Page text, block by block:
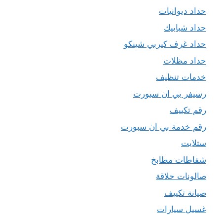
حداد ديوانيات
حداد شبابيك
حداد غرف كيربي شينكو
حداد مظلات
خدمات تنظيف
رسيفر بي ان سبورت
رقم تكييف
رقم خدمة بي ان سبورت
ستلايت
شفاطات مطابخ
صالونات حلاقة
صيانة تكييف
غسيل سيارات